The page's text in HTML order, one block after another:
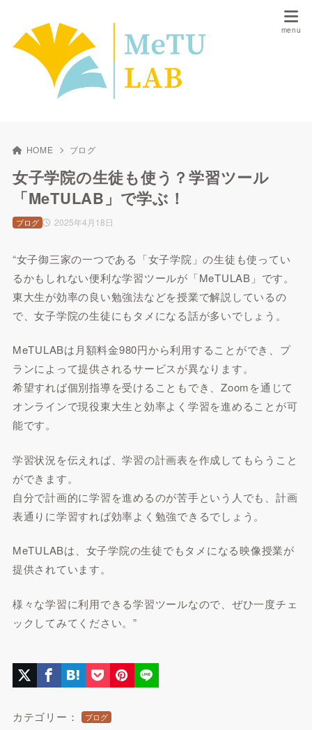
HOME ブログ
女子学院の生徒も使う？学習ツール
「MeTULAB」で学ぶ！
2025年4月18日
ブログ
“女子御三家の一つである「女子学院」の生徒も使ってい
るかもしれない便利な学習ツールが「MeTULAB」です。
東大生が効率の良い勉強法などを授業で解説しているの
で、女子学院の生徒にもタメになる話が多いでしょう。
MeTULABは月額料金980円から利用することができ、プ
ランによって提供されるサービスが異なります。
希望すれば個別指導を受けることもでき、Zoomを通じて
オンラインで現役東大生と効率よく学習を進めることが可
能です。
学習状況を伝えれば、学習の計画表を作成してもらうこと
ができます。
自分で計画的に学習を進めるのが苦手という人でも、計画
表通りに学習すれば効率よく勉強できるでしょう。
MeTULABは、女子学院の生徒でもタメになる映像授業が
提供されています。
様々な学習に利用できる学習ツールなので、ぜひ一度チェ
ックしてみてください。”
カテゴリー： ブログ